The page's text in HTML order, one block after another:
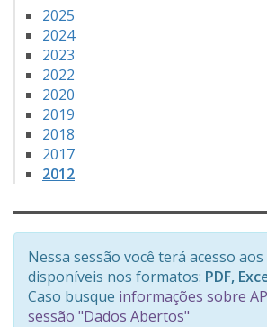
2025
2024
2023
2022
2020
2019
2018
2017
2012
Nessa sessão você terá acesso
disponíveis nos formatos: PDF,
Caso busque informações sobre
sessão "Dados Abertos"